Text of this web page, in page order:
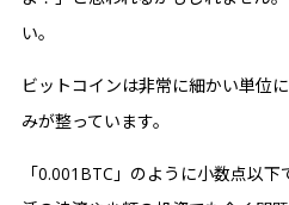
い。
ビットコインは非常に細かい単位
みが整っています。
「0.001BTC」のように小数点以